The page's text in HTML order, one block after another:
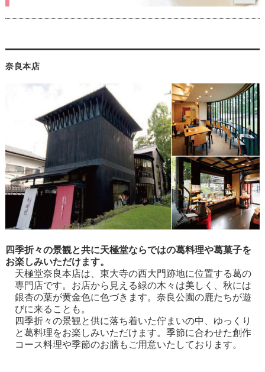
奈良本店
四季折々の景観と共に天極堂ならではの葛料理や葛菓子を
お楽しみいただけます。
天極堂奈良本店は、東大寺の西大門跡地に位置する葛の
専門店です。お店から見える緑の木々は美しく、秋には
銀杏の葉が黄金色に色づきます。奈良公園の鹿たちが遊
びに来ることも。
四季折々の景観と供に落ち着いた佇まいの中、ゆっくり
と葛料理をお楽しみいただけます。季節に合わせた創作
コース料理や季節のお膳もご用意いたしております。